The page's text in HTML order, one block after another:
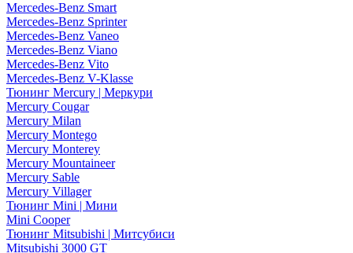
Mercedes-Benz Smart
Mercedes-Benz Sprinter
Mercedes-Benz Vaneo
Mercedes-Benz Viano
Mercedes-Benz Vito
Mercedes-Benz V-Klasse
Тюнинг Mercury | Меркури
Mercury Cougar
Mercury Milan
Mercury Montego
Mercury Monterey
Mercury Mountaineer
Mercury Sable
Mercury Villager
Тюнинг Mini | Мини
Mini Cooper
Тюнинг Mitsubishi | Митсубиси
Mitsubishi 3000 GT